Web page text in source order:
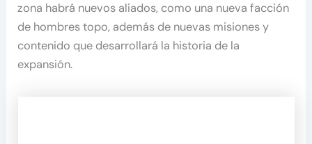
zona habrá nuevos aliados, como una nueva facción
de hombres topo, además de nuevas misiones y
contenido que desarrollará la historia de la
expansión.